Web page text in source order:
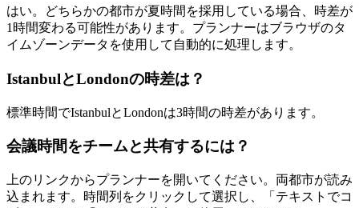
はい。どちらかの都市が夏時間を採用している場合、時差が
1時間変わる可能性があります。プランナーはブラウザのタ
イムゾーンデータを使用して自動的に処理します。
IstanbulとLondonの時差は？
標準時間でIstanbulとLondonは3時間の時差があります。
会議時間をチームと共有するには？
上のリンクからプランナーを開いてください。両都市が読み
込まれます。時間列をクリックして選択し、「テキストでコ